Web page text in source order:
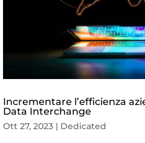
Incrementare l’efficienza
Data Interchange
Ott 27, 2023 | Dedicated